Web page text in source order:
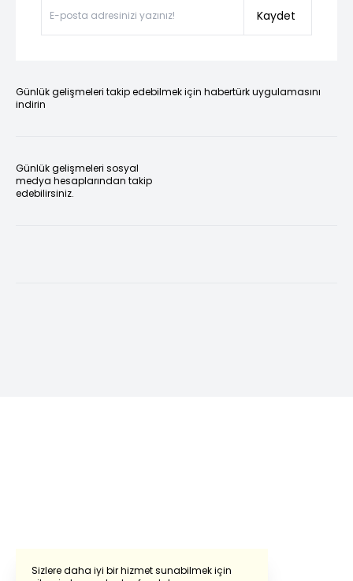
Sizlere daha iyi bir hizmet sunabilmek için
Kaydet
Günlük gelişmeleri takip edebilmek için habertürk uygulamasını
indirin
Günlük gelişmeleri sosyal
medya hesaplarından takip
edebilirsiniz.